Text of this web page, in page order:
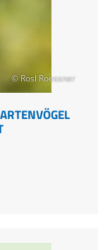
© Rosl Roessner